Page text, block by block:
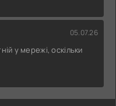
05.07.26
у мережі, оскільки